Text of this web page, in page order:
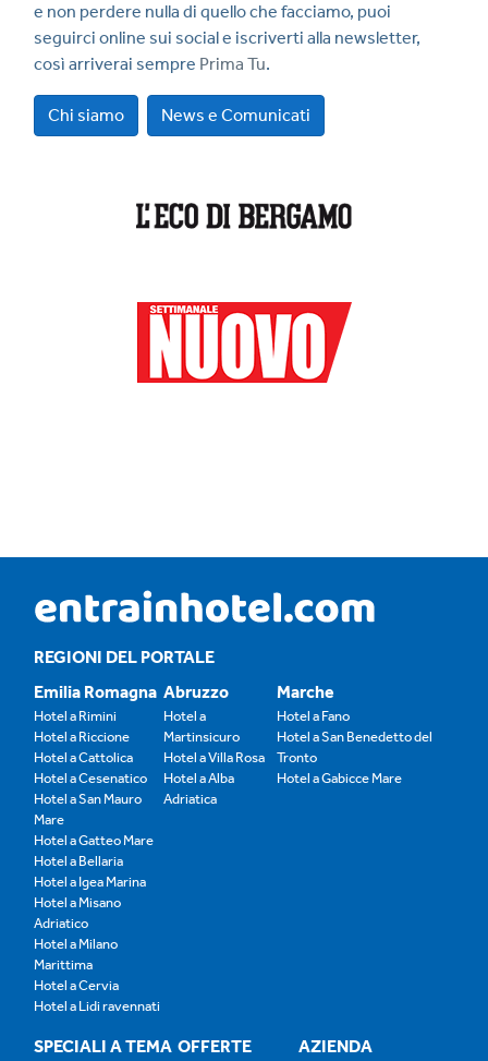
e non perdere nulla di quello che facciamo, puoi
seguirci online sui social e iscriverti alla newsletter,
così arriverai sempre Prima Tu.
Chi siamo News e Comunicati
REGIONI DEL PORTALE
Emilia Romagna
Hotel a Rimini
Hotel a Riccione
Hotel a Cattolica
Hotel a Cesenatico
Hotel a San Mauro
Mare
Hotel a Gatteo Mare
Hotel a Bellaria
Hotel a Igea Marina
Hotel a Misano
Adriatico
Hotel a Milano
Marittima
Hotel a Cervia
Hotel a Lidi ravennati
Abruzzo
Hotel a
Martinsicuro
Hotel a Villa Rosa
Hotel a Alba
Adriatica
Marche
Hotel a Fano
Hotel a San Benedetto del
Tronto
Hotel a Gabicce Mare
SPECIALI A TEMA OFFERTE AZIENDA